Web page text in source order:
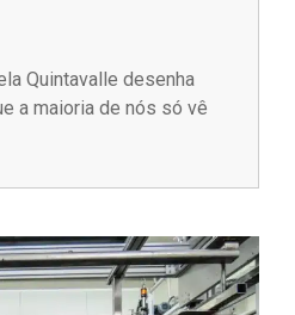
Quintavalle desenha
a maioria de nós só vê